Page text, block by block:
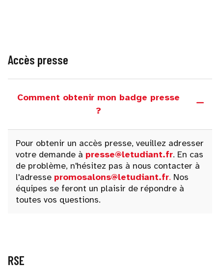
Accès presse
Comment obtenir mon badge presse
?
Pour obtenir un accès presse, veuillez adresser
votre demande à presse@letudiant.fr. En cas
de problème, n'hésitez pas à nous contacter à
l'adresse promosalons@letudiant.fr. Nos
équipes se feront un plaisir de répondre à
toutes vos questions.
RSE